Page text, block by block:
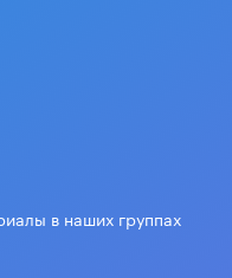
в наших группах